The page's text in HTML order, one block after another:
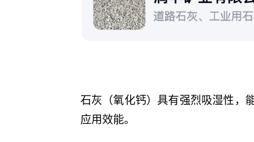
石灰（氧化钙）具有强烈吸湿性，
应用效能。